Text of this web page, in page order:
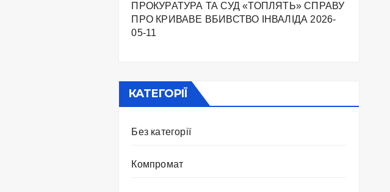
ПРОКУРАТУРА ТА СУД «ТОПЛЯТЬ» СПРАВУ
ПРО КРИВАВЕ ВБИВСТВО ІНВАЛІДА 2026-
05-11
КАТЕГОРІЇ
Без категорії
Компромат